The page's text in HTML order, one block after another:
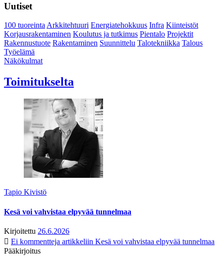
Uutiset
100 tuoreintaArkkitehtuuri Energiatehokkuus Infra Kiinteistöt
Korjausrakentaminen Koulutus ja tutkimus Pientalo Projektit
Rakennustuote Rakentaminen Suunnittelu Talotekniikka Talous
Työelämä
Näkökulmat
Toimitukselta
Tapio Kivistö
Kesä voi vahvistaa elpyvää tunnelmaa
Kirjoitettu 26.6.2026
Ei kommentteja artikkeliin Kesä voi vahvistaa elpyvää tunnelmaa
Pääkirjoitus